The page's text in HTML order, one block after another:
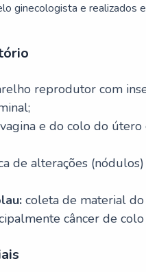
ginecologista e realizados
reprodutor com
e do colo do
de alterações
coleta de material
câncer de